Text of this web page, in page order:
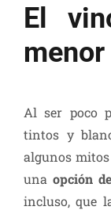
El
Al ser poco
tintos y
algunos mitos
una opción
incluso, que